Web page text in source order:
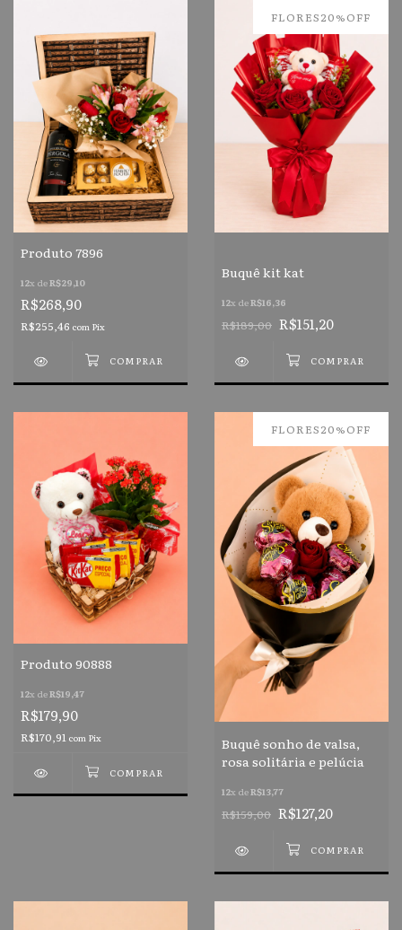
Produto 7896
12x deR$29,10
R$268,90
R$255,46 com Pix
FLORES20%OFF
Buquê kit kat
12x deR$16,36
R$189,00 R$151,20
Produto 90888
12x deR$19,47
R$179,90
R$170,91 com Pix
FLORES20%OFF
Buquê sonho de valsa,
rosa solitária e pelúcia
12x deR$13,77
R$159,00 R$127,20